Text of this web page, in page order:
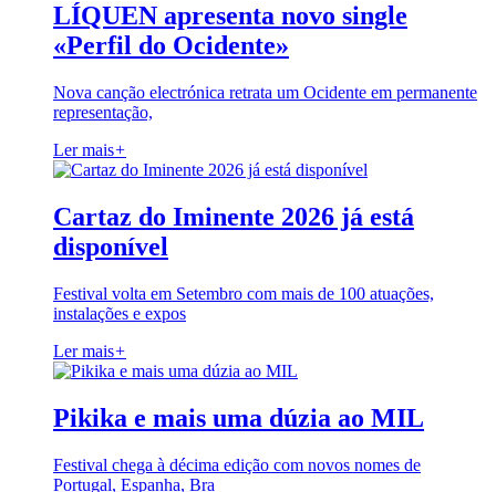
LÍQUEN apresenta novo single
«Perfil do Ocidente»
Nova canção electrónica retrata um Ocidente em permanente
representação,
Ler mais+
Cartaz do Iminente 2026 já está
disponível
Festival volta em Setembro com mais de 100 atuações,
instalações e expos
Ler mais+
Pikika e mais uma dúzia ao MIL
Festival chega à décima edição com novos nomes de
Portugal, Espanha, Bra